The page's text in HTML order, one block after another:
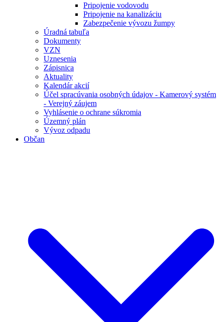
Pripojenie vodovodu
Pripojenie na kanalizáciu
Zabezpečenie vývozu žumpy
Úradná tabuľa
Dokumenty
VZN
Uznesenia
Zápisnica
Aktuality
Kalendár akcií
Účel spracúvania osobných údajov - Kamerový systém
- Verejný záujem
Vyhlásenie o ochrane súkromia
Územný plán
Vývoz odpadu
Občan